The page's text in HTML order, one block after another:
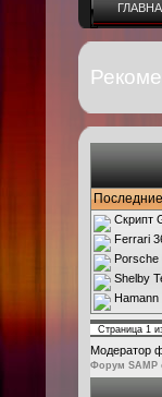
Скрипт
Ferrari
Porsche
Shelby
Hamann
Страница 1
Модератор
Форум SAMP